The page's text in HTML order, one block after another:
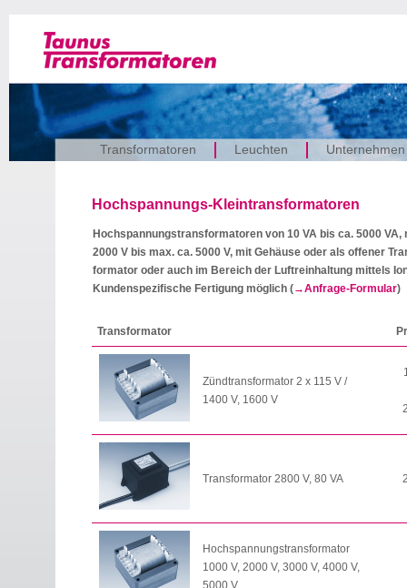
Transformatoren Leuchten Unternehmen
Hochspannungs-Kleintransformatoren
Hochspannungstransformatoren von 10 VA bis ca. 5000 VA,
2000 V bis max. ca. 5000 V, mit Gehäuse oder als offener
formator oder auch im Bereich der Luftreinhaltung mittels
Kundenspezifische Fertigung möglich (
Anfrage-Formular)
Transformator
Zündtransformator 2 x 115 V /
1400 V, 1600 V
Transformator 2800 V, 80 VA
Hochspannungstransformator
1000 V, 2000 V, 3000 V, 4000 V,
5000 V